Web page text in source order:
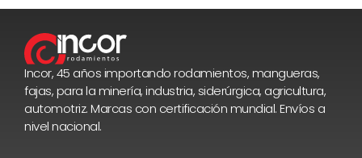
Incor, 45 años importando rodamientos, mangueras,
fajas, para la minería, industria, siderúrgica, agricultura,
automotriz. Marcas con certificación mundial. Envíos a
nivel nacional.